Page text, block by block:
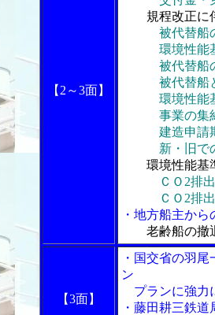
【2～3面】
規程改正に
被代替船
環境性能基
被代替船の
被代替船と
環境性能基
事業の集約
建造申請期
新・旧での
環境性能基
ＣＯ2排
ＣＯ2排出
・地方船主から
老齢船の撤
【3面】
・国交省の羽
ン
プランに強力
・藤田耕三鉄